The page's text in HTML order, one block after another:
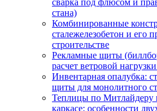
стана)
Комбинированные
сталежелезобетон и его
строительстве
Рекламные щиты
расчет ветровой
Инвентарная опалубка:
щиты для монолитного
Теплицы по Митлайдеру
каркасе: особенности